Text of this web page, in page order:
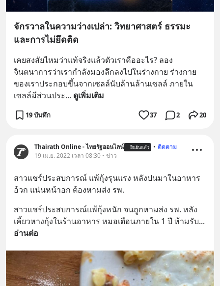
จักรวาลในความว่างเปล่า: วิทยาศาสตร์ ธรรมะ
และการไม่ยึดติด
เคยสงสัยไหมว่าแท้จริงแล้วตัวเราคืออะไร? ลอง
จินตนาการว่าเรากำลังมองลึกลงไปในร่างกาย ร่างกาย
ของเราประกอบขึ้นจากเซลล์นับล้านล้านเซลล์ ภายใน
เซลล์มีส่วนประ... ดูเพิ่มเติม
19 บันทึก 37 2 20
Thairath Online - ไทยรัฐออนไลน์ ยืนยันแล้ว • ติดตาม
19 เม.ย. 2022 เวลา 08:30 • ข่าว
สาวแชร์ประสบการณ์ แพ้กุ้งรุนแรง หลังปนมาในอาหาร
อ้วก แน่นหน้าอก ต้องหามส่ง รพ.
สาวแชร์ประสบการณ์แพ้กุ้งหนัก จนถูกหามส่ง รพ. หลัง
เคี้ยวหางกุ้งในร้านอาหาร หมอเตือนภายใน 1 ปี ห้ามรับ
อ่านต่อ